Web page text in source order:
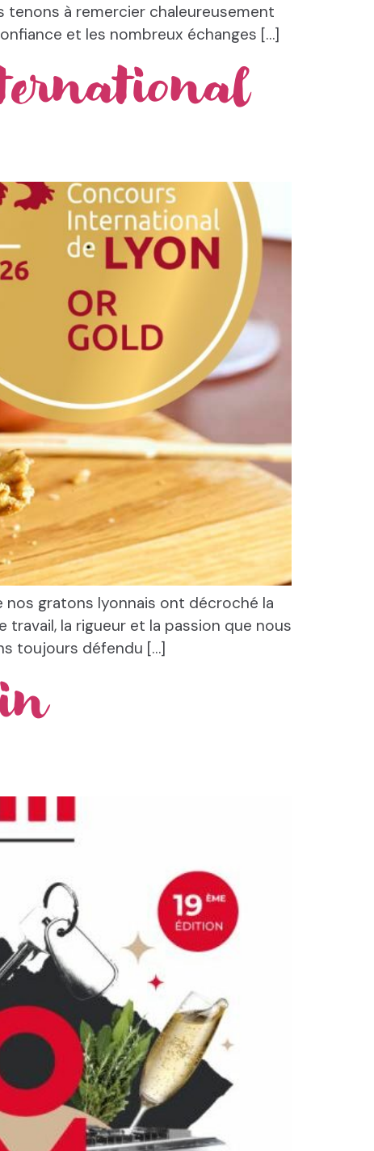
tenons à remercier chaleureusement
et les nombreux échanges […]
nos gratons lyonnais ont décroché la
la rigueur et la passion que nous
toujours défendu […]